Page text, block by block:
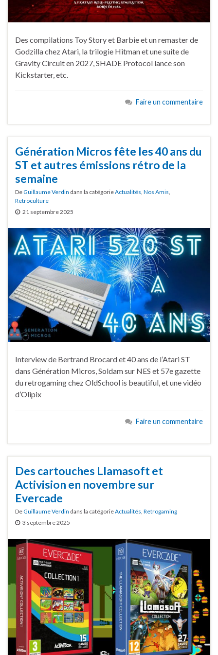
Des compilations Toy Story et Barbie et un remaster de
Godzilla chez Atari, la trilogie Hitman et une suite de
Gravity Circuit en 2027, SHADE Protocol lance son
Kickstarter, etc.
Faire un commentaire
Génération Micros fête les 40 ans du
ST et autres émissions rétro de la
semaine
DeGuillaume Verdin dans la catégorieActualités, Nos Amis,
Retroculture
21 septembre 2025
Interview de Bertrand Brocard et 40 ans de l’Atari ST
dans Génération Micros, Soldam sur NES et 57e gazette
du retrogaming chez OldSchool is beautiful, et une vidéo
d’Olipix
Faire un commentaire
Des cartouches Llamasoft et
Activision en novembre sur
Evercade
DeGuillaume Verdin dans la catégorieActualités Retrogaming
3 septembre 2025